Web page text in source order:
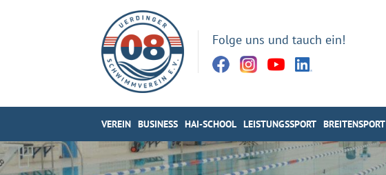
Folge uns und tauch ein!
VEREIN BUSINESS HAI-SCHOOL LEISTUNGSSPORT BREITENSPORT